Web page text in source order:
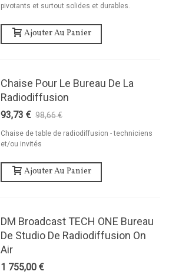
pivotants et surtout solides et durables.
Ajouter Au Panier
Chaise Pour Le Bureau De La
Radiodiffusion
93,73 € 98,66 €
Chaise de table de radiodiffusion - techniciens
et/ou invités
Ajouter Au Panier
DM Broadcast TECH ONE Bureau
De Studio De Radiodiffusion On
Air
1 755,00 €